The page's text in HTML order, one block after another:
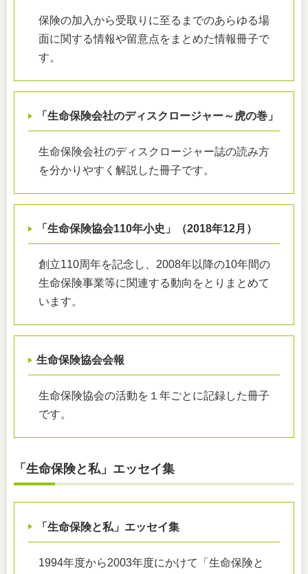
保険の加入から受取りに至るまでのあらゆる場
面に関する情報や留意点をまとめた情報冊子で
す。
「生命保険会社のディスクロージャー～虎の巻」
生命保険会社のディスクロージャー誌の読み方
を分かりやすく解説した冊子です。
「生命保険協会110年小史」（2018年12月）
創立110周年を記念し、2008年以降の10年間の
生命保険事業等に関連する動向をとりまとめて
います。
生命保険協会会報
生命保険協会の活動を１年ごとに記録した冊子
です。
「生命保険と私」エッセイ集
「生命保険と私」エッセイ集
1994年度から2003年度にかけて「生命保険と